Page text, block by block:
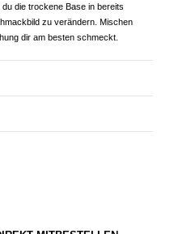
die trockene Base in bereits
zu verändern. Mischen
dir am besten schmeckt.